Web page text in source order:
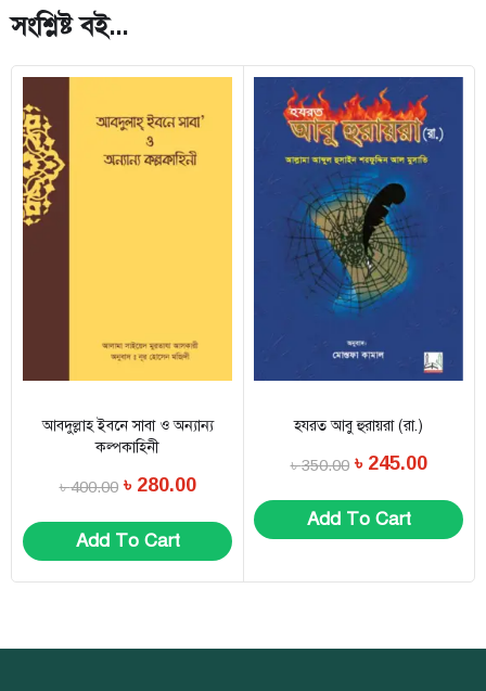
সংশ্লিষ্ট বই...
আবদুল্লাহ ইবনে সাবা ও অন্যান্য
কল্পকাহিনী
৳400.00 ৳ 280.00
Add To Cart
হযরত আবু হুরায়রা (রা.)
৳350.00 ৳ 245.00
Add To Cart